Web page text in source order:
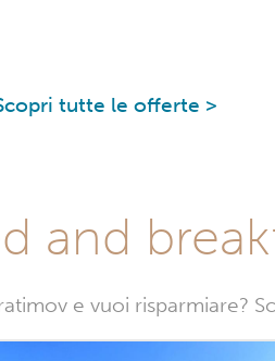
tutte le offerte >
and
e vuoi risparmiare?